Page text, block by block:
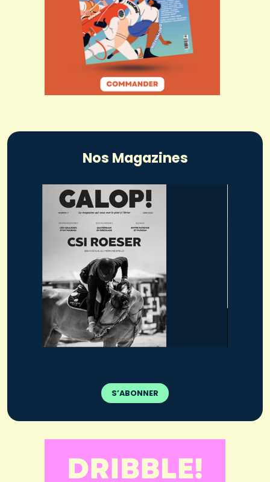
Nos Magazines
S’ABONNER